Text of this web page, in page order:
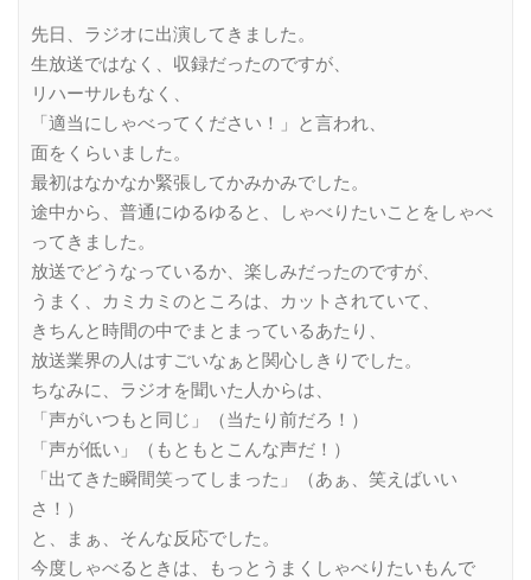
Link
先日、ラジオに出演してきました。
生放送ではなく、収録だったのですが、
リハーサルもなく、
「適当にしゃべってください！」と言われ、
面をくらいました。
最初はなかなか緊張してかみかみでした。
途中から、普通にゆるゆると、しゃべりたいことをしゃべ
ってきました。
放送でどうなっているか、楽しみだったのですが、
うまく、カミカミのところは、カットされていて、
きちんと時間の中でまとまっているあたり、
放送業界の人はすごいなぁと関心しきりでした。
ちなみに、ラジオを聞いた人からは、
「声がいつもと同じ」（当たり前だろ！）
「声が低い」（もともとこんな声だ！）
「出てきた瞬間笑ってしまった」（あぁ、笑えばいい
さ！）
と、まぁ、そんな反応でした。
今度しゃべるときは、もっとうまくしゃべりたいもんで